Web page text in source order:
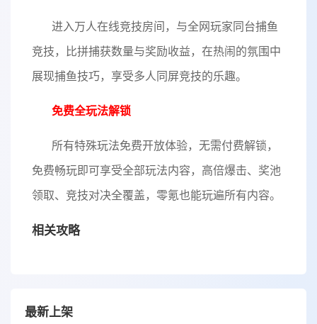
进入万人在线竞技房间，与全网玩家同台捕鱼
竞技，比拼捕获数量与奖励收益，在热闹的氛围中
展现捕鱼技巧，享受多人同屏竞技的乐趣。
免费全玩法解锁
所有特殊玩法免费开放体验，无需付费解锁，
免费畅玩即可享受全部玩法内容，高倍爆击、奖池
领取、竞技对决全覆盖，零氪也能玩遍所有内容。
相关攻略
最新上架